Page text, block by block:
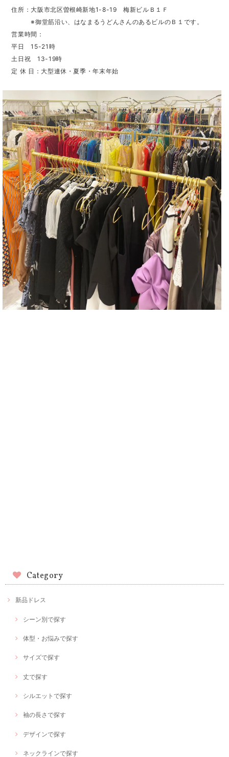
住所：大阪市北区曽根崎新地1-8-19 梅新ビルＢ１Ｆ
※御堂筋沿い、はなまるうどんさんのあるビルのＢ１です。
営業時間：
平日 15-21時
土日祝 13-19時
定 休 日：大型連休・夏季・年末年始
Category
新品ドレス
シーン別で探す
体型・お悩みで探す
サイズで探す
丈で探す
シルエットで探す
袖の長さで探す
デザインで探す
ネックラインで探す